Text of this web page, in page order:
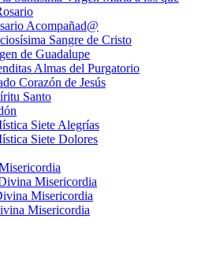
Acompañad@
Sangre de Cristo
de Guadalupe
Almas del Purgatorio
Corazón de Jesús
Santo
Siete Alegrías
Siete Dolores
Misericordia
Misericordia
Misericordia